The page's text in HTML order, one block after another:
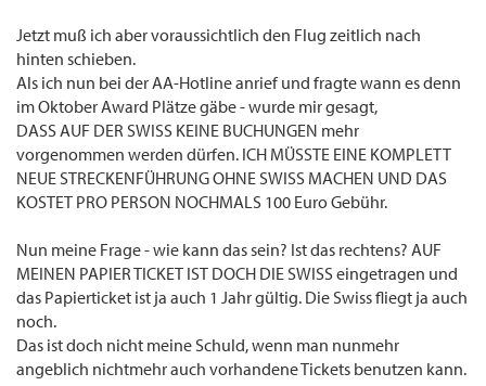
Jetzt muß ich aber voraussichtlich den Flug zeitlich nach
hinten schieben.
Als ich nun bei der AA-Hotline anrief und fragte wann es denn
im Oktober Award Plätze gäbe - wurde mir gesagt,
DASS AUF DER SWISS KEINE BUCHUNGEN mehr
vorgenommen werden dürfen. ICH MÜSSTE EINE KOMPLETT
NEUE STRECKENFÜHRUNG OHNE SWISS MACHEN UND DAS
KOSTET PRO PERSON NOCHMALS 100 Euro Gebühr.
Nun meine Frage - wie kann das sein? Ist das rechtens? AUF
MEINEN PAPIER TICKET IST DOCH DIE SWISS eingetragen und
das Papierticket ist ja auch 1 Jahr gültig. Die Swiss fliegt ja auch
noch.
Das ist doch nicht meine Schuld, wenn man nunmehr
angeblich nichtmehr auch vorhandene Tickets benutzen kann.